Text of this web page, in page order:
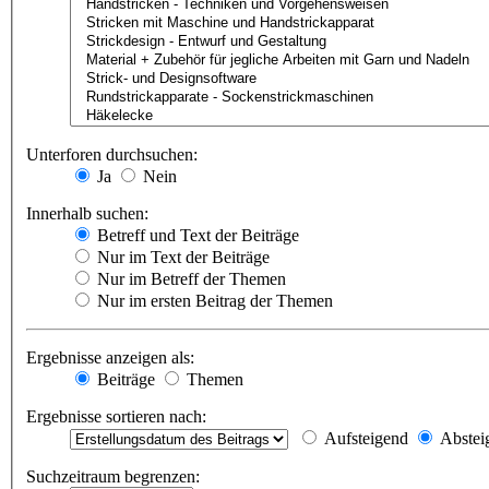
Unterforen durchsuchen:
Ja
Nein
Innerhalb suchen:
Betreff und Text der Beiträge
Nur im Text der Beiträge
Nur im Betreff der Themen
Nur im ersten Beitrag der Themen
Ergebnisse anzeigen als:
Beiträge
Themen
Ergebnisse sortieren nach:
Aufsteigend
Suchzeitraum begrenzen: